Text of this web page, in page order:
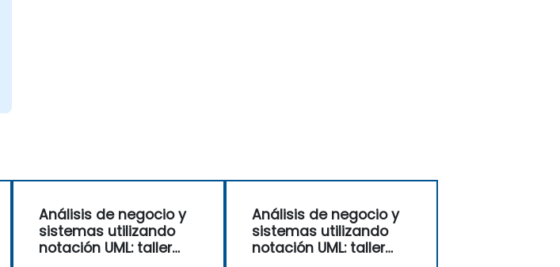
Análisis de negocio y
sistemas utilizando
notación UML: taller
Análisis de negocio y
sistemas utilizando
notación UML: taller